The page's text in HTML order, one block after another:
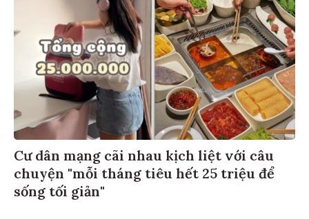
Cư dân mạng cãi nhau kịch liệt với câu
chuyện "mỗi tháng tiêu hết 25 triệu để
sống tối giản"